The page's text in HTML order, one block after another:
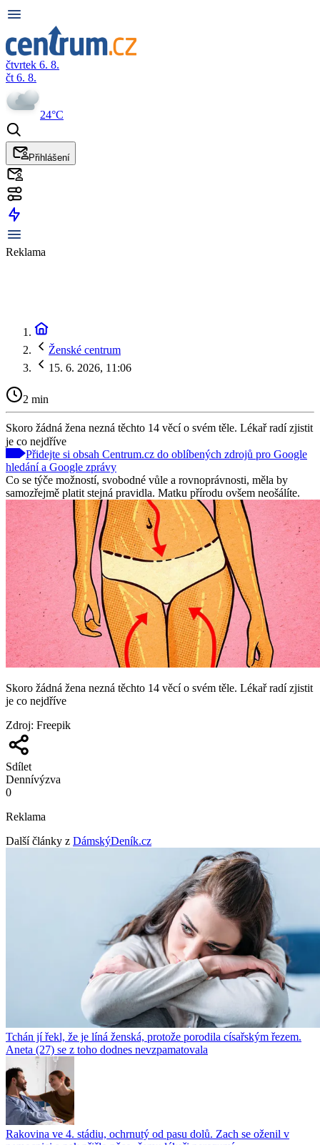
čtvrtek 6. 8.
čt 6. 8.
24°C
Přihlášení
Reklama
Ženské centrum
15. 6. 2026, 11:06
2 min
Skoro žádná žena nezná těchto 14 věcí o svém těle. Lékař radí zjistit
je co nejdříve
Přidejte si obsah Centrum.cz do oblíbených zdrojů pro Google
hledání a Google zprávy
Co se týče možností, svobodné vůle a rovnoprávnosti, měla by
samozřejmě platit stejná pravidla. Matku přírodu ovšem neošálíte.
Skoro žádná žena nezná těchto 14 věcí o svém těle. Lékař radí zjistit
je co nejdříve
Zdroj: Freepik
Sdílet
Dennívýzva
0
Reklama
Další články z DámskýDeník.cz
Tchán jí řekl, že je líná ženská, protože porodila císařským řezem.
Aneta (27) se z toho dodnes nevzpamatovala
Rakovina ve 4. stádiu, ochrnutý od pasu dolů. Zach se oženil v